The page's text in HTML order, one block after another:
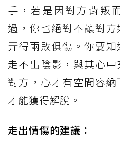
手，若是因對方背叛
過，你也絕對不讓對
弄得兩敗俱傷。你要
走不出陰影，與其心
對方，心才有空間容
才能獲得解脫。
走出情傷的建議 ：